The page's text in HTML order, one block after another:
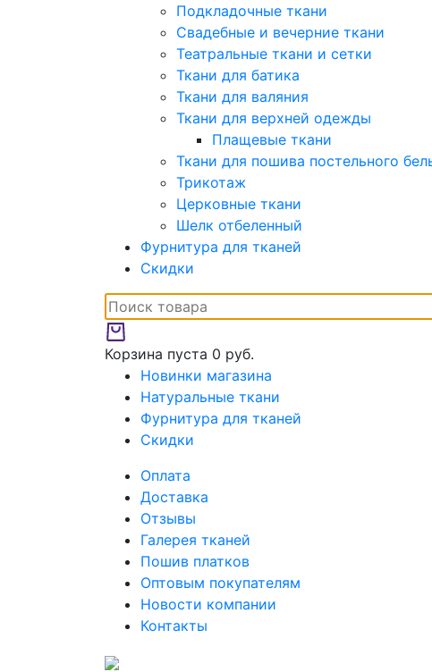
Подкладочные ткани
Свадебные и вечерние ткани
Театральные ткани и сетки
Ткани для батика
Ткани для валяния
Ткани для верхней одежды
Плащевые ткани
Ткани для пошива постельного
Трикотаж
Церковные ткани
Шелк отбеленный
Фурнитура для тканей
Скидки
Корзина пуста 0 руб.
Новинки магазина
Натуральные ткани
Фурнитура для тканей
Скидки
Оплата
Доставка
Отзывы
Галерея тканей
Пошив платков
Оптовым покупателям
Новости компании
Контакты